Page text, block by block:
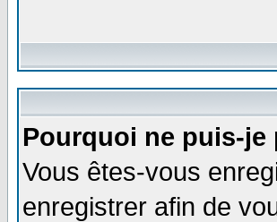
Pourquoi ne puis-je
Vous êtes-vous
enregistrer afin de